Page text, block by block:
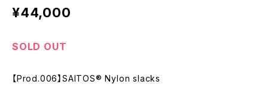
¥44,000
SOLD OUT
【Prod.006】SAITOS®︎ Nylon slacks